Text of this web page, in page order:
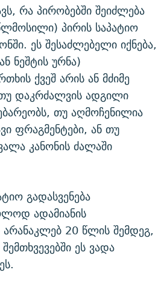
რა პირობებში შეიძლება
პირის საპატიო
ეს შესაძლებელი იქნება,
ნეშტის ურნა)
ქვეშ არის ან მძიმე
დაკრძალვის ადგილი
თუ აღმოჩენილია
ფრაგმენტები, ან თუ
კანონის ძალაში
გადასვენება
ადამიანის
20 წლის შემდეგ,
ეს ვადა